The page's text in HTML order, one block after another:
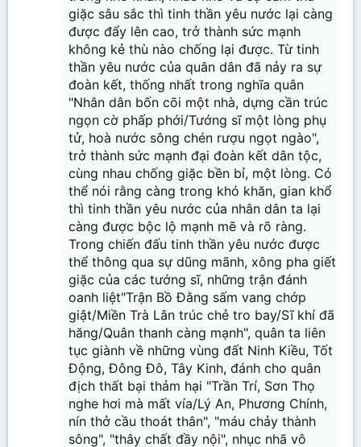
giặc sâu sắc thì tinh thần yêu nước lại càng
được đẩy lên cao, trở thành sức mạnh
không kẻ thù nào chống lại được. Từ tinh
thần yêu nước của quân dân đã nảy ra sự
đoàn kết, thống nhất trong nghĩa quân
"Nhân dân bốn cõi một nhà, dựng cần trúc
ngọn cờ phấp phới/Tướng sĩ một lòng phụ
tử, hoà nước sông chén rượu ngọt ngào",
trở thành sức mạnh đại đoàn kết dân tộc,
cùng nhau chống giặc bền bỉ, một lòng. Có
thể nói rằng càng trong khó khăn, gian khổ
thì tinh thần yêu nước của nhân dân ta lại
càng được bộc lộ mạnh mẽ và rõ ràng.
Trong chiến đấu tinh thần yêu nước được
thể thông qua sự dũng mãnh, xông pha giết
giặc của các tướng sĩ, những trận đánh
oanh liệt"Trận Bồ Đằng sấm vang chớp
giật/Miền Trà Lân trúc chẻ tro bay/Sĩ khí đã
hăng/Quân thanh càng mạnh", quân ta liên
tục giành về những vùng đất Ninh Kiều, Tốt
Động, Đông Đô, Tây Kinh, đánh cho quân
địch thất bại thảm hại "Trần Trí, Sơn Thọ
nghe hơi mà mất vía/Lý An, Phương Chính,
nín thở cầu thoát thân", "máu chảy thành
sông", "thây chất đầy nội", nhục nhã vô